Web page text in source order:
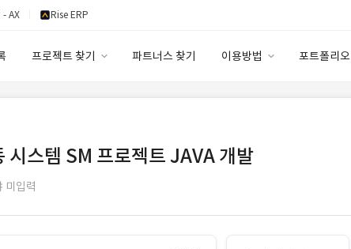
- AX Rise ERP
프로젝트 찾기 파트너스 찾기 이용방법 포트폴리오
이용요금
고객센터
시스템 SM 프로젝트 JAVA 개발
미입력